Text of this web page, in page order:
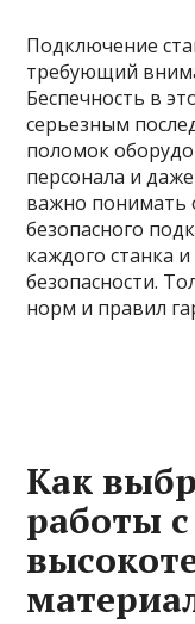
Подключение
требующий
Беспечность в
серьезным
поломок
персонала и
важно понимать
безопасного
каждого станка
безопасности.
норм и правил
Как
работы с